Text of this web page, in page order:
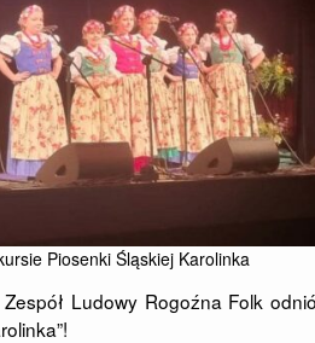
Piosenki Śląskiej Karolinka
Ludowy Rogoźna Folk